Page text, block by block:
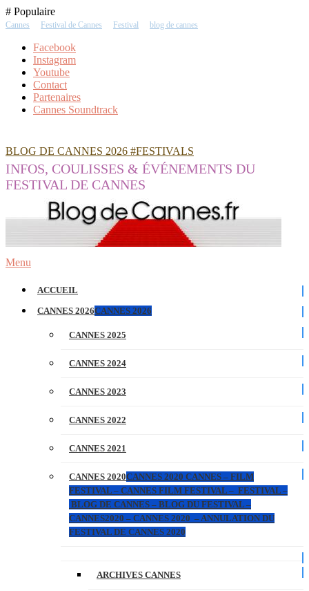
Skip
To
# Populaire
Cannes Festival de Cannes Festival blog de cannes
Facebook
Instagram
Youtube
Contact
Partenaires
Cannes Soundtrack
BLOG DE CANNES 2026 #FESTIVALS
INFOS, COULISSES & ÉVÉNEMENTS DU
FESTIVAL DE CANNES
Menu
ACCUEIL
CANNES 2026CANNES 2026
CANNES 2025
CANNES 2024
CANNES 2023
CANNES 2022
CANNES 2021
CANNES 2020CANNES 2020 CANNES – FILM
FESTIVAL – CANNES FILM FESTIVAL – FESTIVAL –
BLOG DE CANNES – BLOG DU FESTIVAL –
CANNES2020 – CANNES 2020 – ANNULATION DU
FESTIVAL DE CANNES 2020
ARCHIVES CANNES